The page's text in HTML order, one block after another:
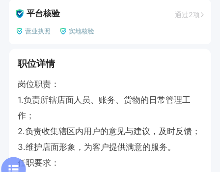
平台核验 通过2项
营业执照 实地核验
职位详情
岗位职责：
1.负责所辖店面人员、账务、货物的日常管理工
作；
2.负责收集辖区内用户的意见与建议，及时反馈；
3.维护店面形象，为客户提供满意的服务。
任职要求：